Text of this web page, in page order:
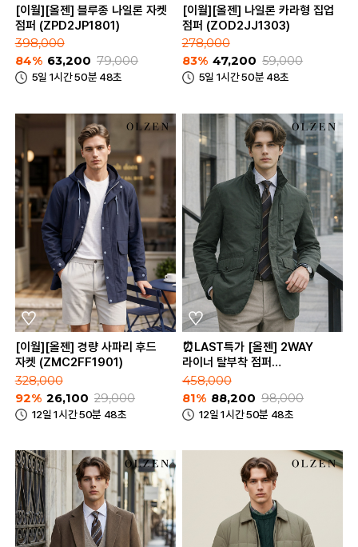
[이월][올젠] 블루종 나일론 자켓
점퍼 (ZPD2JP1801)
398,000
84% 63,200 79,000
5일 1시간 50분 48초
[이월][올젠] 나일론 카라형 집업
점퍼 (ZOD2JJ1303)
278,000
83% 47,200 59,000
5일 1시간 50분 48초
[이월][올젠] 경량 사파리 후드
자켓 (ZMC2FF1901)
328,000
92% 26,100 29,000
12일 1시간 50분 48초
⏰LAST특가 [올젠] 2WAY
라이너 탈부착 점퍼
(ZOD4FP1301)
458,000
81% 88,200 98,000
12일 1시간 50분 48초